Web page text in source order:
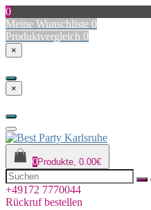
0
Meine Wunschliste 0
Produktvergleich 0
×
×
0Produkte, 0.00€
+49172 7770044
Rückruf bestellen